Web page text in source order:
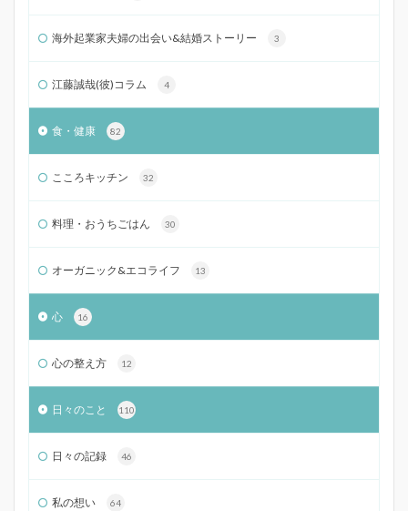
海外起業家夫婦の出会い&結婚ストーリー 3
江藤誠哉(彼)コラム 4
食・健康 82
こころキッチン 32
料理・おうちごはん 30
オーガニック&エコライフ 13
心 16
心の整え方 12
日々のこと 110
日々の記録 46
私の想い 64